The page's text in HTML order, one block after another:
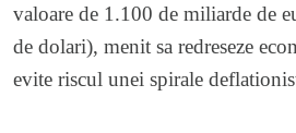
valoare de 1.100 de miliarde de
de dolari), menit sa redreseze
evite riscul unei spirale